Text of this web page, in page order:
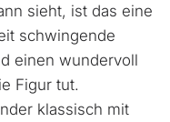
sieht, ist das eine
schwingende
einen wundervoll
Figur tut.
klassisch mit